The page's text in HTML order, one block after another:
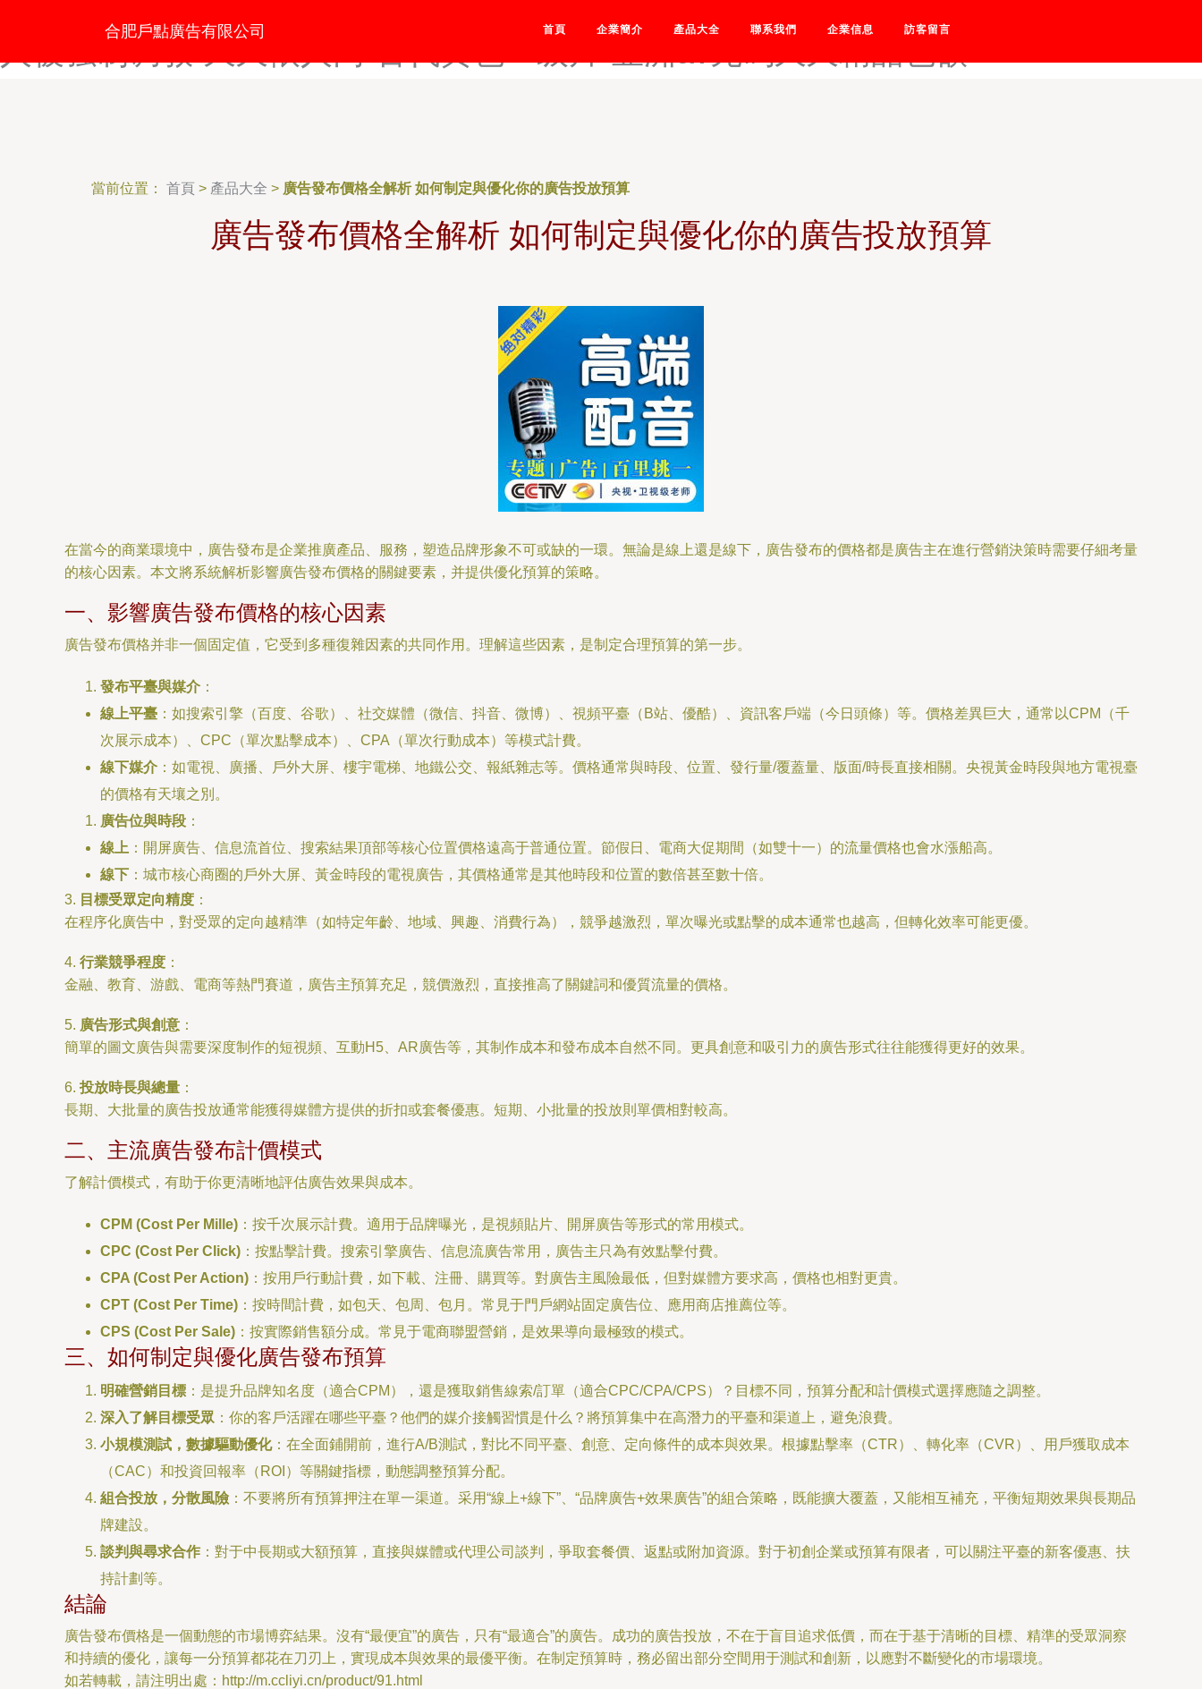
天天玩天天天干-尼姑福利影院-亚av-欧美精品三区-欧美xxxxhd-亚洲自啪-双性懵懂美
合肥戶點廣告有限公司 首頁 企業簡介 產品大全 聯系我們 企業信息 訪客留言
當前位置： 首頁 > 產品大全 > 廣告發布價格全解析 如何制定與優化你的廣告投放預算
廣告發布價格全解析 如何制定與優化你的廣告投放預算
在當今的商業環境中，廣告發布是企業推廣產品、服務，塑造品牌形象不可或缺的一環。無論是線上還是線下，廣告發布的價格都是廣告主在進行營銷決策時需要仔細考量
的核心因素。本文將系統解析影響廣告發布價格的關鍵要素，并提供優化預算的策略。
一、影響廣告發布價格的核心因素
廣告發布價格并非一個固定值，它受到多種復雜因素的共同作用。理解這些因素，是制定合理預算的第一步。
發布平臺與媒介 ：
線上平臺 ：如搜索引擎（百度、谷歌）、社交媒體（微信、抖音、微博）、視頻平臺（B站、優酷）、資訊客戶端（今日頭條）等。價格差異巨大，通常以CPM（千
次展示成本）、CPC（單次點擊成本）、CPA（單次行動成本）等模式計費。
線下媒介 ：如電視、廣播、戶外大屏、樓宇電梯、地鐵公交、報紙雜志等。價格通常與時段、位置、發行量/覆蓋量、版面/時長直接相關。央視黃金時段與地方電視臺
的價格有天壤之別。
廣告位與時段 ：
線上 ：開屏廣告、信息流首位、搜索結果頂部等核心位置價格遠高于普通位置。節假日、電商大促期間（如雙十一）的流量價格也會水漲船高。
線下 ：城市核心商圈的戶外大屏、黃金時段的電視廣告，其價格通常是其他時段和位置的數倍甚至數十倍。
3. 目標受眾定向精度 ：
在程序化廣告中，對受眾的定向越精準（如特定年齡、地域、興趣、消費行為），競爭越激烈，單次曝光或點擊的成本通常也越高，但轉化效率可能更優。
4. 行業競爭程度 ：
金融、教育、游戲、電商等熱門賽道，廣告主預算充足，競價激烈，直接推高了關鍵詞和優質流量的價格。
5. 廣告形式與創意 ：
簡單的圖文廣告與需要深度制作的短視頻、互動H5、AR廣告等，其制作成本和發布成本自然不同。更具創意和吸引力的廣告形式往往能獲得更好的效果。
6. 投放時長與總量 ：
長期、大批量的廣告投放通常能獲得媒體方提供的折扣或套餐優惠。短期、小批量的投放則單價相對較高。
二、主流廣告發布計價模式
了解計價模式，有助于你更清晰地評估廣告效果與成本。
CPM (Cost Per Mille) ：按千次展示計費。適用于品牌曝光，是視頻貼片、開屏廣告等形式的常用模式。
CPC (Cost Per Click) ：按點擊計費。搜索引擎廣告、信息流廣告常用，廣告主只為有效點擊付費。
CPA (Cost Per Action) ：按用戶行動計費，如下載、注冊、購買等。對廣告主風險最低，但對媒體方要求高，價格也相對更貴。
CPT (Cost Per Time) ：按時間計費，如包天、包周、包月。常見于門戶網站固定廣告位、應用商店推薦位等。
CPS (Cost Per Sale) ：按實際銷售額分成。常見于電商聯盟營銷，是效果導向最極致的模式。
三、如何制定與優化廣告發布預算
明確營銷目標 ：是提升品牌知名度（適合CPM），還是獲取銷售線索/訂單（適合CPC/CPA/CPS）？目標不同，預算分配和計價模式選擇應隨之調整。
深入了解目標受眾 ：你的客戶活躍在哪些平臺？他們的媒介接觸習慣是什么？將預算集中在高潛力的平臺和渠道上，避免浪費。
小規模測試，數據驅動優化：在全面鋪開前，進行A/B測試，對比不同平臺、創意、定向條件的成本與效果。根據點擊率（CTR）、轉化率（CVR）、用戶獲取成本
（CAC）和投資回報率（ROI）等關鍵指標，動態調整預算分配。
組合投放，分散風險 ：不要將所有預算押注在單一渠道。采用“線上+線下”、“品牌廣告+效果廣告”的組合策略，既能擴大覆蓋，又能相互補充，平衡短期效果與長期品
牌建設。
談判與尋求合作 ：對于中長期或大額預算，直接與媒體或代理公司談判，爭取套餐價、返點或附加資源。對于初創企業或預算有限者，可以關注平臺的新客優惠、扶
持計劃等。
結論
廣告發布價格是一個動態的市場博弈結果。沒有“最便宜”的廣告，只有“最適合”的廣告。成功的廣告投放，不在于盲目追求低價，而在于基于清晰的目標、精準的受眾洞察
和持續的優化，讓每一分預算都花在刀刃上，實現成本與效果的最優平衡。在制定預算時，務必留出部分空間用于測試和創新，以應對不斷變化的市場環境。
如若轉載，請注明出處：http://m.ccliyi.cn/product/91.html